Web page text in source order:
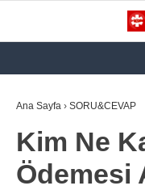
KATEGORİLER
GÜNDEM
Ana Sayfa › SORU&CEVAP
Kim Ne
Ödemesi